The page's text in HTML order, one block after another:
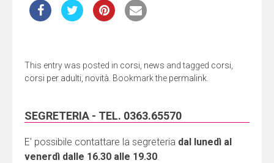
This entry was posted in corsi news and tagged corsi
corsi per adulti novità . Bookmark the permalink
SEGRETERIA - TEL. 0363.65570
E' possibile contattare la segreteria dal lunedì al
venerdì dalle 16.30 alle 19.30.